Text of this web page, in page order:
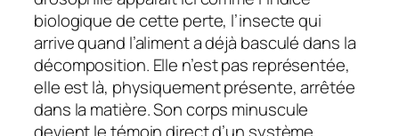
biologique de cette perte, l’insecte qui
arrive quand l’aliment a déjà basculé dans la
décomposition. Elle n’est pas représentée,
elle est là, physiquement présente, arrêtée
dans la matière. Son corps minuscule